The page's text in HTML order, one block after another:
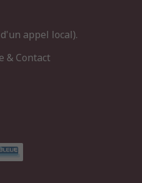
appel local).
& Contact